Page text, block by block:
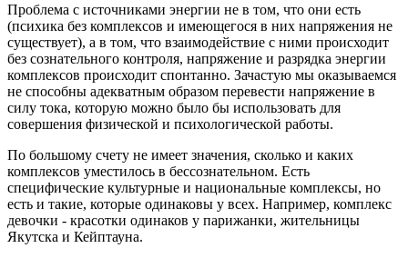
Проблема с источниками энергии не в том, что они есть
(психика без комплексов и имеющегося в них напряжения не
существует), а в том, что взаимодействие с ними происходит
без сознательного контроля, напряжение и разрядка энергии
комплексов происходит спонтанно. Зачастую мы оказываемся
не способны адекватным образом перевести напряжение в
силу тока, которую можно было бы использовать для
совершения физической и психологической работы.
По большому счету не имеет значения, сколько и каких
комплексов уместилось в бессознательном. Есть
специфические культурные и национальные комплексы, но
есть и такие, которые одинаковы у всех. Например, комплекс
девочки - красотки одинаков у парижанки, жительницы
Якутска и Кейптауна.